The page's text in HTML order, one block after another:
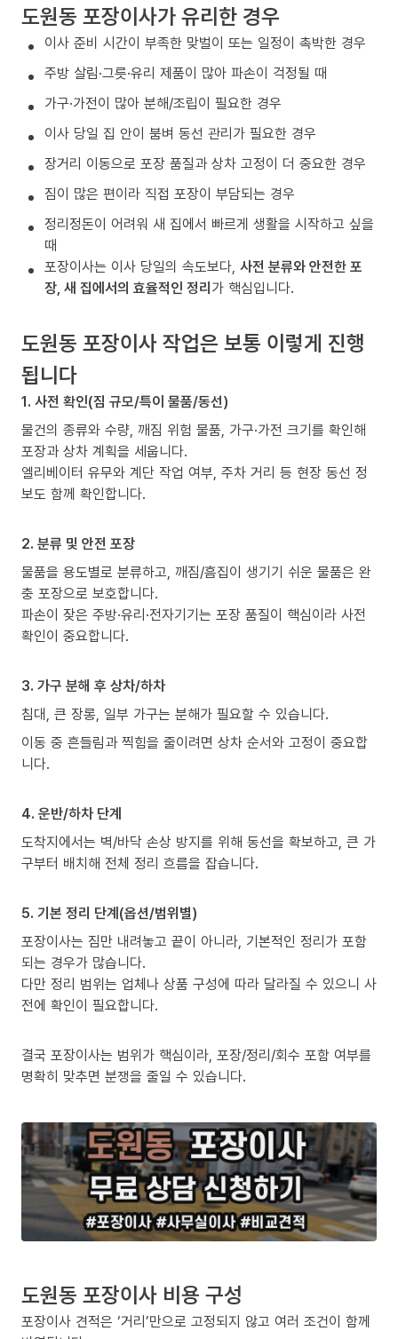
도원동 포장이사가 유리한 경우
이사 준비 시간이 부족한 맞벌이 또는 일정이 촉박한 경우
주방 살림·그릇·유리 제품이 많아 파손이 걱정될 때
가구·가전이 많아 분해/조립이 필요한 경우
이사 당일 집 안이 붐벼 동선 관리가 필요한 경우
장거리 이동으로 포장 품질과 상차 고정이 더 중요한 경우
짐이 많은 편이라 직접 포장이 부담되는 경우
정리정돈이 어려워 새 집에서 빠르게 생활을 시작하고 싶을
때
포장이사는 이사 당일의 속도보다, 사전 분류와 안전한 포
장, 새 집에서의 효율적인 정리가 핵심입니다.
도원동 포장이사 작업은 보통 이렇게 진행
됩니다
1. 사전 확인(짐 규모/특이 물품/동선)
물건의 종류와 수량, 깨짐 위험 물품, 가구·가전 크기를 확인해
포장과 상차 계획을 세웁니다.
엘리베이터 유무와 계단 작업 여부, 주차 거리 등 현장 동선 정
보도 함께 확인합니다.
2. 분류 및 안전 포장
물품을 용도별로 분류하고, 깨짐/흠집이 생기기 쉬운 물품은 완
충 포장으로 보호합니다.
파손이 잦은 주방·유리·전자기기는 포장 품질이 핵심이라 사전
확인이 중요합니다.
3. 가구 분해 후 상차/하차
침대, 큰 장롱, 일부 가구는 분해가 필요할 수 있습니다.
이동 중 흔들림과 찍힘을 줄이려면 상차 순서와 고정이 중요합
니다.
4. 운반/하차 단계
도착지에서는 벽/바닥 손상 방지를 위해 동선을 확보하고, 큰 가
구부터 배치해 전체 정리 흐름을 잡습니다.
5. 기본 정리 단계(옵션/범위별)
포장이사는 짐만 내려놓고 끝이 아니라, 기본적인 정리가 포함
되는 경우가 많습니다.
다만 정리 범위는 업체나 상품 구성에 따라 달라질 수 있으니 사
전에 확인이 필요합니다.
결국 포장이사는 범위가 핵심이라, 포장/정리/회수 포함 여부를
명확히 맞추면 분쟁을 줄일 수 있습니다.
도원동 포장이사 비용 구성
포장이사 견적은 ‘거리’만으로 고정되지 않고 여러 조건이 함께